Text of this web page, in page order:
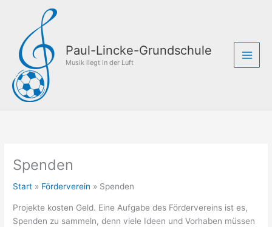
springen
Paul-Lincke-Grundschule
Musik liegt in der Luft
Spenden
Start Förderverein Spenden
Projekte kosten Geld. Eine Aufgabe des Fördervereins ist es,
Spenden zu sammeln, denn viele Ideen und Vorhaben müssen